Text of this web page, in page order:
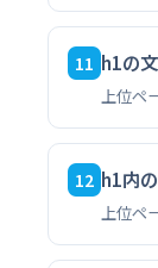
11 h1の
上位ペ
12 h1内
上位ペ